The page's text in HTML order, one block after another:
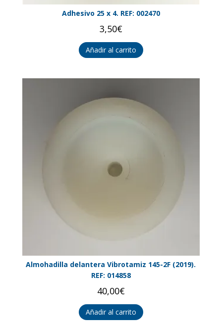
Adhesivo 25 x 4. REF: 002470
3,50€
Añadir al carrito
Almohadilla delantera Vibrotamiz 145-2F (2019).
REF: 014858
40,00€
Añadir al carrito